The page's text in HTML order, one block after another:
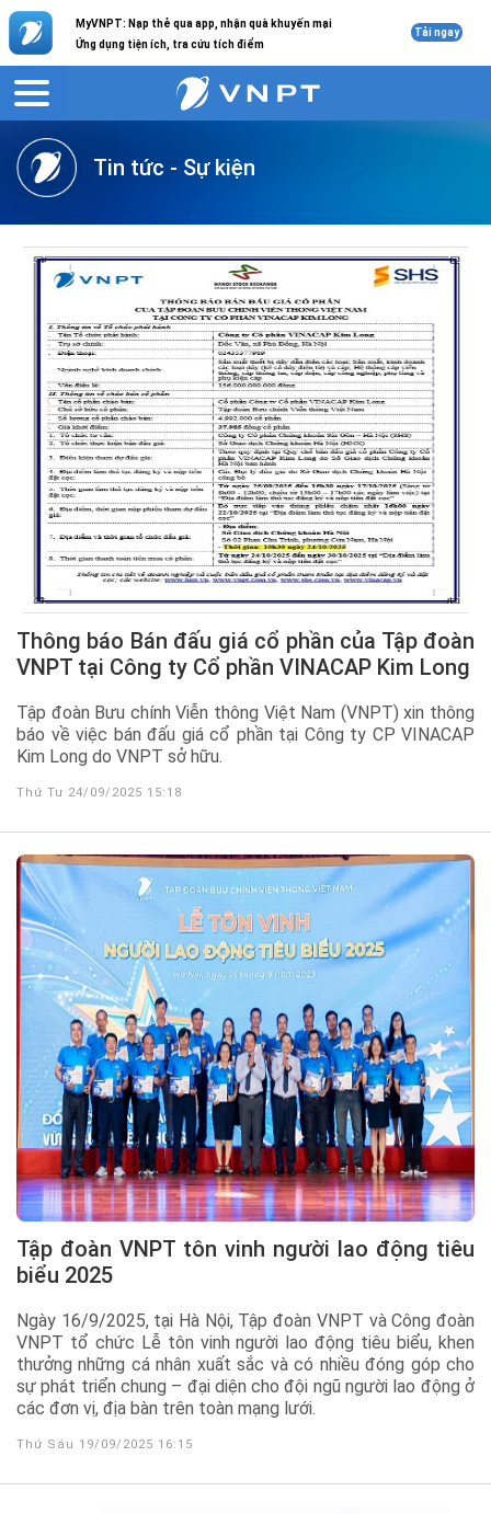
MyVNPT: Nạp thẻ qua app, nhận quà khuyến mại
Ứng dụng tiện ích, tra cứu tích điểm
Tải ngay
VNPT Tin tức
Tin tức - Sự kiện
Thông báo Bán đấu giá cổ phần của Tập đoàn
VNPT tại Công ty Cổ phần VINACAP Kim Long
Tập đoàn Bưu chính Viễn thông Việt Nam (VNPT) xin thông
báo về việc bán đấu giá cổ phần tại Công ty CP VINACAP
Kim Long do VNPT sở hữu.
Thứ Tư 24/09/2025 15:18
Tập đoàn VNPT tôn vinh người lao động tiêu
biểu 2025
Ngày 16/9/2025, tại Hà Nội, Tập đoàn VNPT và Công đoàn
VNPT tổ chức Lễ tôn vinh người lao động tiêu biểu, khen
thưởng những cá nhân xuất sắc và có nhiều đóng góp cho
sự phát triển chung – đại diện cho đội ngũ người lao động ở
các đơn vị, địa bàn trên toàn mạng lưới.
Thứ Sáu 19/09/2025 16:15